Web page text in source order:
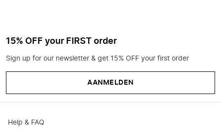
15% OFF your FIRST order
Sign up for our newsletter & get 15% OFF your first order
AANMELDEN
Help & FAQ